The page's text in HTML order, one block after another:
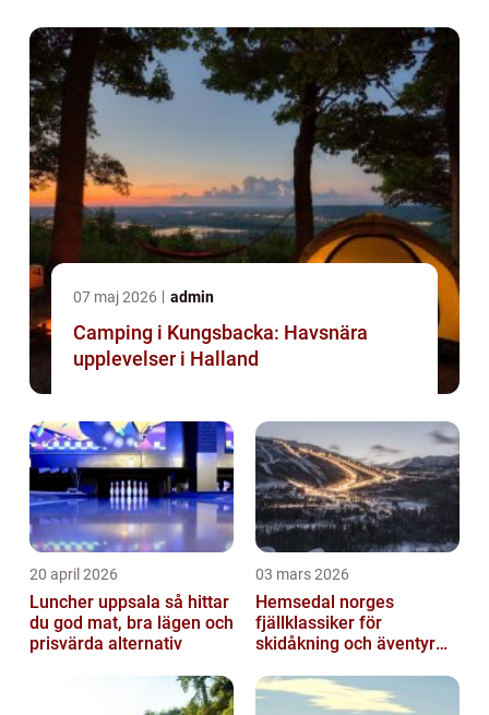
07 maj 2026 admin
Camping i Kungsbacka: Havsnära
upplevelser i Halland
20 april 2026
Luncher uppsala så hittar
du god mat, bra lägen och
prisvärda alternativ
03 mars 2026
Hemsedal norges
fjällklassiker för
skidåkning och äventyr